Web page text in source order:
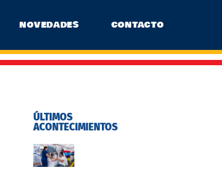
NOVEDADES CONTACTO
ÚLTIMOS
ACONTECIMIENTOS